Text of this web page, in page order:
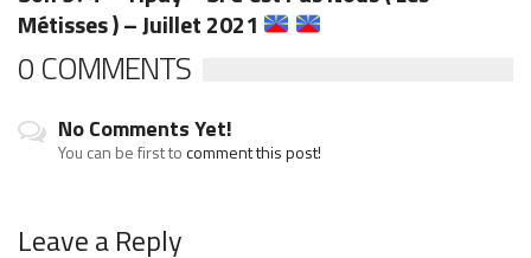
Métisses ) – Juillet 2021
0 COMMENTS
No Comments Yet!
You can be first tocomment this post!
Leave a Reply